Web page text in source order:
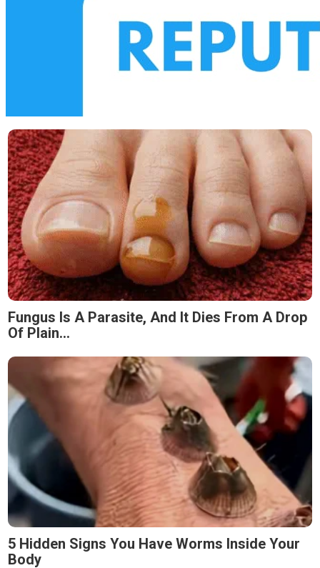
Fungus Is A Parasite, And It Dies From A Drop
Of Plain...
5 Hidden Signs You Have Worms Inside Your
Body